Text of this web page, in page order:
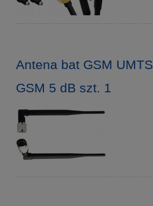
Antena bat GSM
GSM 5 dB szt. 1